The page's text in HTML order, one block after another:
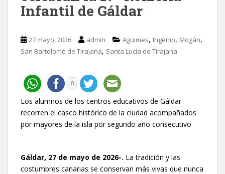
Infantil de Gáldar
27 mayo, 2026 admin Agüimes, Ingenio, Mogán,
San Bartolomé de Tirajana, Santa Lucía de Tirajana
0
Los alumnos de los centros educativos de Gáldar
recorren el casco histórico de la ciudad acompañados
por mayores de la isla por segundo año consecutivo
Gáldar, 27 de mayo de 2026-. La tradición y las
costumbres canarias se conservan más vivas que nunca